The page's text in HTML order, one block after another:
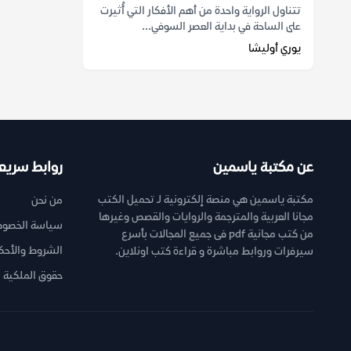
تتناول الرواية واحدة من أهم الأفكار التي أُثيرت
على الساحة في بداية العصر السوفي...
يوري أوليشا
عن مكتبة ياسمين
مكتبة ياسمين هي منصة إلكترونية لـ تحميل الكتب
مجانا العربية والمترجمة والروايات والقصص وغيرها
من كتب مجانية pdf فى جميع المجالات بأسرع
سيرفرات وروابط مباشرة و قراءة كتب اونلاين.
روابط
من نحن
سياسة
الشروط
حقوق الملكية